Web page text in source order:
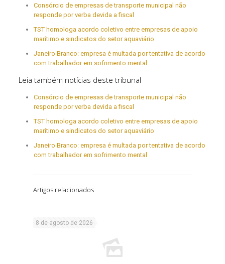
Consórcio de empresas de transporte municipal não
responde por verba devida a fiscal
TST homologa acordo coletivo entre empresas de apoio
marítimo e sindicatos do setor aquaviário
Janeiro Branco: empresa é multada por tentativa de acordo
com trabalhador em sofrimento mental
Leia também notícias deste tribunal
Consórcio de empresas de transporte municipal não
responde por verba devida a fiscal
TST homologa acordo coletivo entre empresas de apoio
marítimo e sindicatos do setor aquaviário
Janeiro Branco: empresa é multada por tentativa de acordo
com trabalhador em sofrimento mental
Artigos relacionados
8 de agosto de 2026